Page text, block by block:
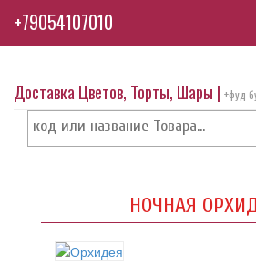
Доставка Цветов, Торты, Шары | +фуд
НОЧНАЯ
+79054107010